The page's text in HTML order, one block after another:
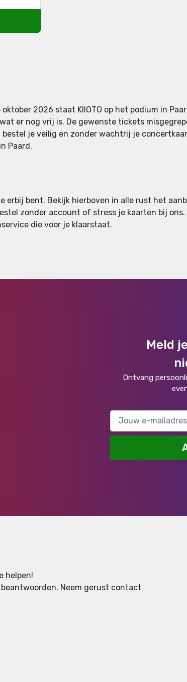
2026 staat KIIOTO op het podium in
er nog vrij is. De gewenste tickets
je veilig en zonder wachtrij je
Paard.
erbij bent. Bekijk hierboven in alle rust het
zonder account of stress je kaarten bij
die voor je klaarstaat.
Meld
Ontvang
helpen!
Neem gerust contact